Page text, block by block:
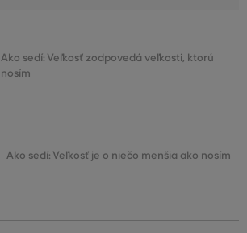
Ako sedí: Veľkosť zodpovedá veľkosti, ktorú
nosím
Ako sedí: Veľkosť je o niečo menšia ako nosím